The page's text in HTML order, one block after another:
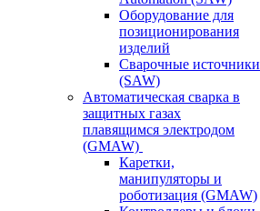
Оборудование для
позиционирования
изделий
Сварочные источники
(SAW)
Автоматическая сварка в
защитных газах
плавящимся электродом
(GMAW)
Каретки,
манипуляторы и
роботизация (GMAW)